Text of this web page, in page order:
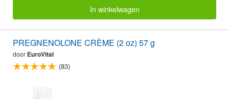
In winkelwagen
PREGNENOLONE CRÈME (2 oz) 57 g
door EuroVital
(83)